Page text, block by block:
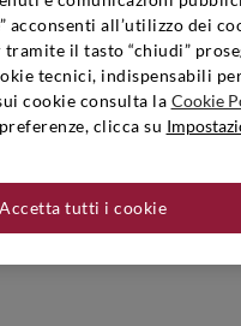
acconsenti all’utilizzo dei
il tasto “chiudi”
tecnici, indispensabili
cookie consulta la Cookie
clicca su
Accetta tutti i cookie